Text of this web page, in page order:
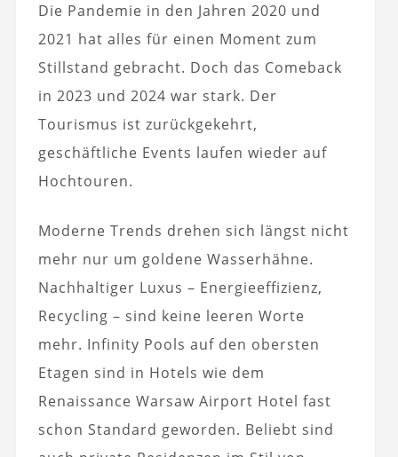
Die Pandemie in den Jahren 2020 und
2021 hat alles für einen Moment zum
Stillstand gebracht. Doch das Comeback
in 2023 und 2024 war stark. Der
Tourismus ist zurückgekehrt,
geschäftliche Events laufen wieder auf
Hochtouren.
Moderne Trends drehen sich längst nicht
mehr nur um goldene Wasserhähne.
Nachhaltiger Luxus – Energieeffizienz,
Recycling – sind keine leeren Worte
mehr. Infinity Pools auf den obersten
Etagen sind in Hotels wie dem
Renaissance Warsaw Airport Hotel fast
schon Standard geworden. Beliebt sind